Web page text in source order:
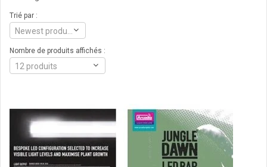
Trié par :
Nombre de produits affichés :
12 produits